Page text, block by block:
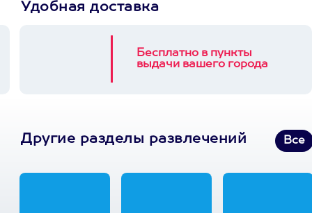
Удобная доставка
Бесплатно в пункты
выдачи вашего города
Другие разделы развлечений Все